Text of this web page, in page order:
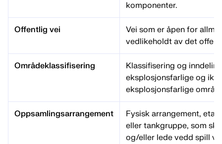
komponenter.
Offentlig vei
Vei som er åpen for
vedlikeholdt av det
Områdeklassifisering
Klassifisering og
eksplosjonsfarlige og
eksplosjonsfarlige
Oppsamlingsarrangement
Fysisk arrangement,
eller tankgruppe, som
og/eller lede vedd spill